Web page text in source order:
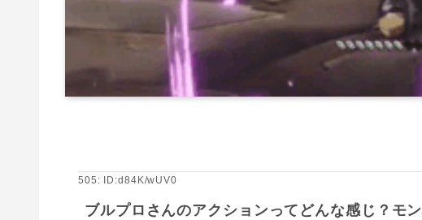
505: ID:d84K/wUV0
ブルプロさんのアクションってどんな感じ？モ